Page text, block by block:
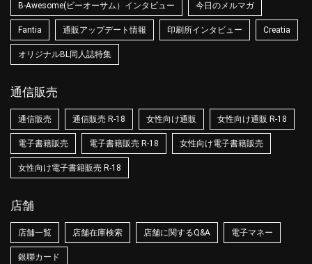
B-Awesome(ビーオーサム）インタビュー 今日のメルマガ
Fantia 通販アップデート情報 印刷所インタビュー Creatia
オリジナルBL同人誌特集
通信販売
通信販売 通信販売 R-18 女性向け通販 女性向け通販 R-18
電子書籍販売 電子書籍販売 R-18 女性向け電子書籍販売
女性向け電子書籍販売 R-18
店舗
店舗一覧 店舗在庫検索 店舗に関するQ&A 電子マネー
銀聯カード